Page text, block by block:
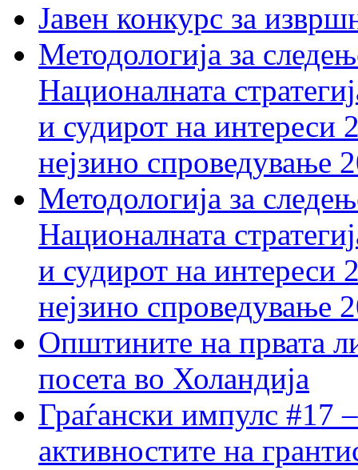
Јавен конкурс за
Методологија за
Националната
и судирот на интереси
нејзино спроведување
Методологија за
Националната
и судирот на интереси
нејзино спроведување
Општините на првата
посета во Холандија
Граѓански импулс #17
активностите на